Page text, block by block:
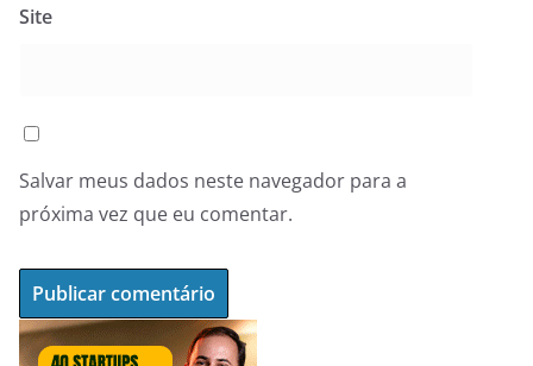
Site
Salvar meus dados neste navegador para a
próxima vez que eu comentar.